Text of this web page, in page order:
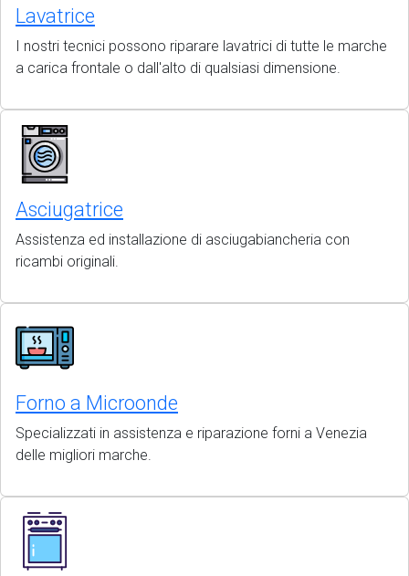
Lavatrice
I nostri tecnici possono riparare lavatrici di tutte le marche
a carica frontale o dall'alto di qualsiasi dimensione.
Asciugatrice
Assistenza ed installazione di asciugabiancheria con
ricambi originali.
Forno a Microonde
Specializzati in assistenza e riparazione forni a Venezia
delle migliori marche.